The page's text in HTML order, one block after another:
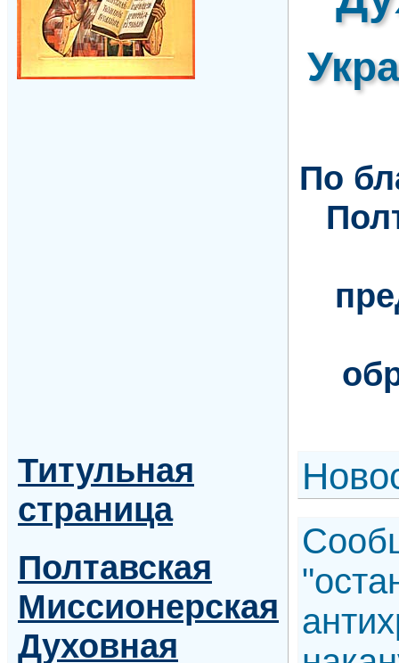
По
Титульная
страница
Полтавская
Миссионерская
Духовная
Н